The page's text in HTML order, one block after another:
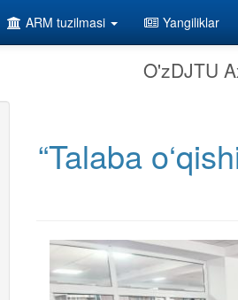
ARM tuzilmasi Yangiliklar
O'zDJTU
“Talaba